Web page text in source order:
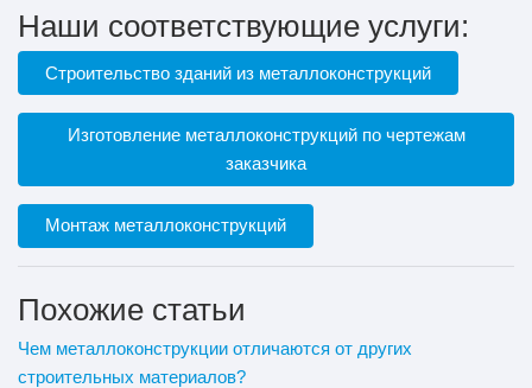
Наши соответствующие услуги:
Строительство зданий из металлоконструкций
Изготовление металлоконструкций по чертежам
заказчика
Монтаж металлоконструкций
Похожие статьи
Чем металлоконструкции отличаются от других
строительных материалов?